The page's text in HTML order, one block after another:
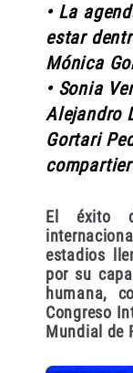
• La
estar
Mónica
• Sonia
Alejandro
Gortari
El éxito
estadios
por su
humana,
Congreso
Mundial de